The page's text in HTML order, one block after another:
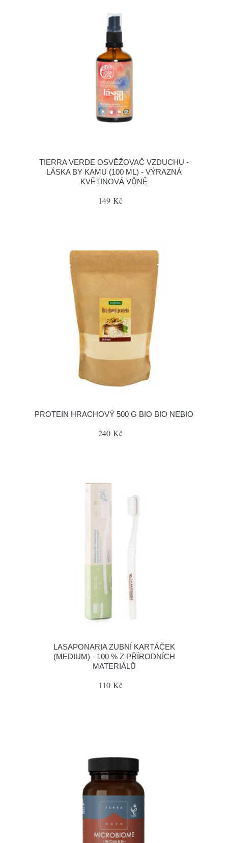
TIERRA VERDE OSVĚŽOVAČ VZDUCHU -
LÁSKA BY KAMU (100 ML) - VÝRAZNÁ
KVĚTINOVÁ VŮNĚ
149 Kč
PROTEIN HRACHOVÝ 500 G BIO BIO NEBIO
240 Kč
LASAPONARIA ZUBNÍ KARTÁČEK
(MEDIUM) - 100 % Z PŘÍRODNÍCH
MATERIÁLŮ
110 Kč